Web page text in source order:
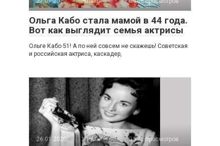
Ольга Кабо стала мамой в 44 года.
Вот как выглядит семья актрисы
Ольге Кабо 51! А по ней совсем не скажешь! Советская
и российская актриса, каскадер,
26.01.2020 Жизнь 771 просмотров